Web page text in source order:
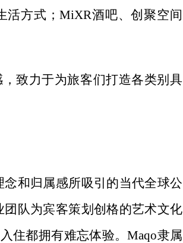
活方式；MiXR酒吧、创聚空间
致力于为旅客们打造各类别具
和归属感所吸引的当代全球公
队为宾客策划创格的艺术文化
住都拥有难忘体验。Maqo隶属